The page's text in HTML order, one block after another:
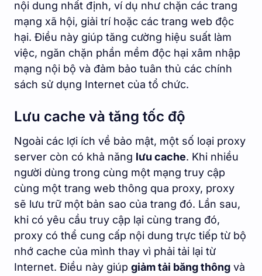
nội dung nhất định, ví dụ như chặn các trang
mạng xã hội, giải trí hoặc các trang web độc
hại. Điều này giúp tăng cường hiệu suất làm
việc, ngăn chặn phần mềm độc hại xâm nhập
mạng nội bộ và đảm bảo tuân thủ các chính
sách sử dụng Internet của tổ chức.
Lưu cache và tăng tốc độ
Ngoài các lợi ích về bảo mật, một số loại proxy
server còn có khả năng lưu cache. Khi nhiều
người dùng trong cùng một mạng truy cập
cùng một trang web thông qua proxy, proxy
sẽ lưu trữ một bản sao của trang đó. Lần sau,
khi có yêu cầu truy cập lại cùng trang đó,
proxy có thể cung cấp nội dung trực tiếp từ bộ
nhớ cache của mình thay vì phải tải lại từ
Internet. Điều này giúp giảm tải băng thông và